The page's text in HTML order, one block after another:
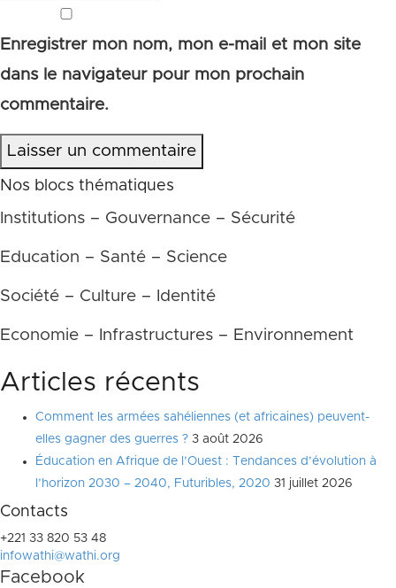
Enregistrer mon nom, mon e-mail et mon site
dans le navigateur pour mon prochain
commentaire.
Laisser un commentaire
Nos blocs thématiques
Institutions – Gouvernance – Sécurité
Education – Santé – Science
Société – Culture – Identité
Economie – Infrastructures – Environnement
Articles récents
Comment les armées sahéliennes (et africaines) peuvent-
elles gagner des guerres ? 3 août 2026
Éducation en Afrique de l’Ouest : Tendances d’évolution à
l’horizon 2030 – 2040, Futuribles, 2020 31 juillet 2026
Contacts
+221 33 820 53 48
infowathi@wathi.org
Facebook